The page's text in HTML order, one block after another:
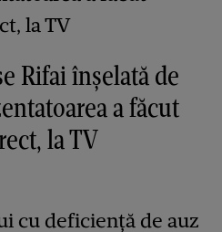
Rifai înșelată de
a făcut
la TV